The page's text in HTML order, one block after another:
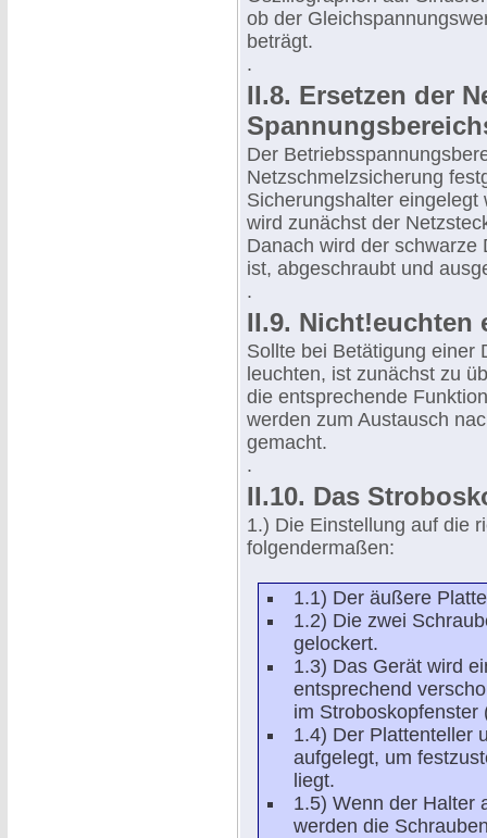
ob der
beträgt.
.
II.8. Ersetzen der
Der
Netzschmelzsicherung
Sicherungshalter
wird zunächst der
Danach wird der schwarze
ist, abgeschraubt und
.
II.9. Nicht!euchten
Sollte bei Betätigung einer
leuchten, ist zunächst zu
die entsprechende
werden zum Austausch
gemacht.
.
II.10. Das
1.) Die Einstellung auf die
folgendermaßen:
1.1) Der äußere
1.2) Die zwei
gelockert.
1.3) Das Gerät wird
entsprechend
im Stroboskopfenster
1.4) Der Plattenteller
aufgelegt, um
liegt.
1.5) Wenn der Halter
werden die